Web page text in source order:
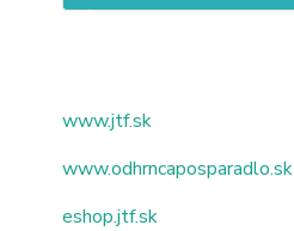
www.jtf.sk
www.odhrncaposparadlo.sk
eshop.jtf.sk